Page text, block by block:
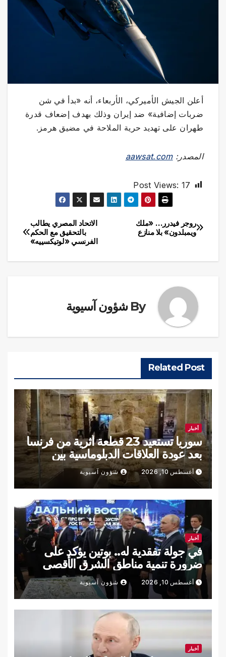
أعلن الجيش الأميركي، الأربعاء، أنه «بدأ في شن
ضربات إضافية» ضد إيران وذلك بهدف إضعاف قدرة
طهران على تهديد حرية الملاحة في مضيق هرمز.
المصدر:aawsat.com
Post Views: 17
تصفّح
الاتحاد المصري يطالب
بالتحقيق مع الحكم
الفرنسي «لوتيكسييه»
روجر فيدرر… «ملك
ويمبلدون» بلا منازع
By شؤون آسيوية
Related Post
أخبار
سوريا تستعيد 23 قطعة أثرية من فرنسا
بعد عودة العلاقات الدبلوماسية بين
البلدين
أغسطس 10, 2026 شؤون آسيوية
أخبار
في جولة تفقدية له.. بوتين يؤكد على
ضرورة تنمية مناطق الشرق الأقصى
الروسي (فيديو)
أغسطس 10, 2026 شؤون آسيوية
أخبار